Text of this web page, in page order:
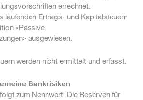
errechnet.
laufenden Ertrags- und Kapitalsteuern
«Passive
ausgewiesen.
werden nicht ermittelt und erfasst.
Bankrisiken
zum Nennwert. Die Reserven für